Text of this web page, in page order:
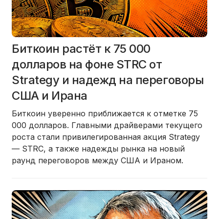
Биткоин растёт к 75 000
долларов на фоне STRC от
Strategy и надежд на переговоры
США и Ирана
Биткоин уверенно приближается к отметке 75
000 долларов. Главными драйверами текущего
роста стали привилегированная акция Strategy
— STRC, а также надежды рынка на новый
раунд переговоров между США и Ираном.